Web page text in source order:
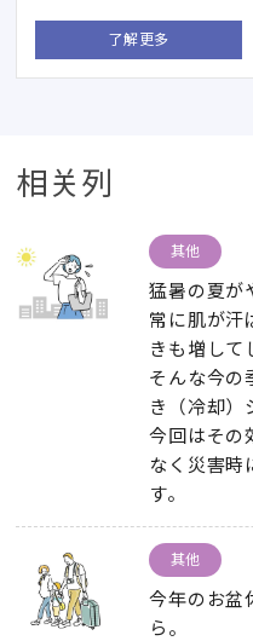
了解更多
相关列
其他
猛暑の夏が
常に肌が汗
きも増して
そんな今の
き（冷却）
今回はその
なく災害時
す。
其他
今年のお盆
ら。